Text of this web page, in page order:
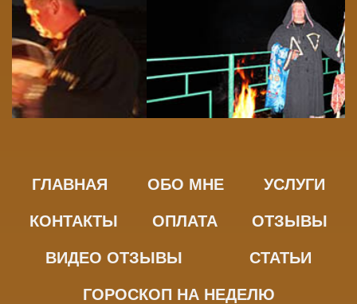
ГЛАВНАЯ ОБО МНЕ УСЛУГИ
КОНТАКТЫ ОПЛАТА ОТЗЫВЫ
ВИДЕО ОТЗЫВЫ СТАТЬИ
ГОРОСКОП НА НЕДЕЛЮ